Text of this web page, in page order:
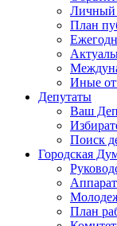
Личный
План
Иные
Депутаты
Ваш
Поиск
Городская
План